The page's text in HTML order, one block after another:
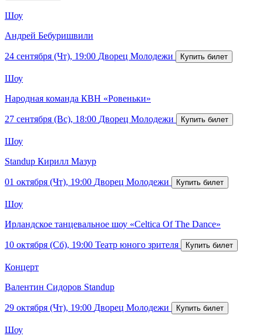
Шоу
Андрей Бебуришвили
24 сентября (Чт), 19:00 Дворец Молодежи
Шоу
Народная команда КВН «Ровеньки»
27 сентября (Вс), 18:00 Дворец Молодежи
Шоу
Standup Кирилл Мазур
01 октября (Чт), 19:00 Дворец Молодежи
Шоу
Ирландское танцевальное шоу «Celtica Of The Dance»
10 октября (Сб), 19:00 Театр юного зрителя
Концерт
Валентин Сидоров Standup
29 октября (Чт), 19:00 Дворец Молодежи
Шоу